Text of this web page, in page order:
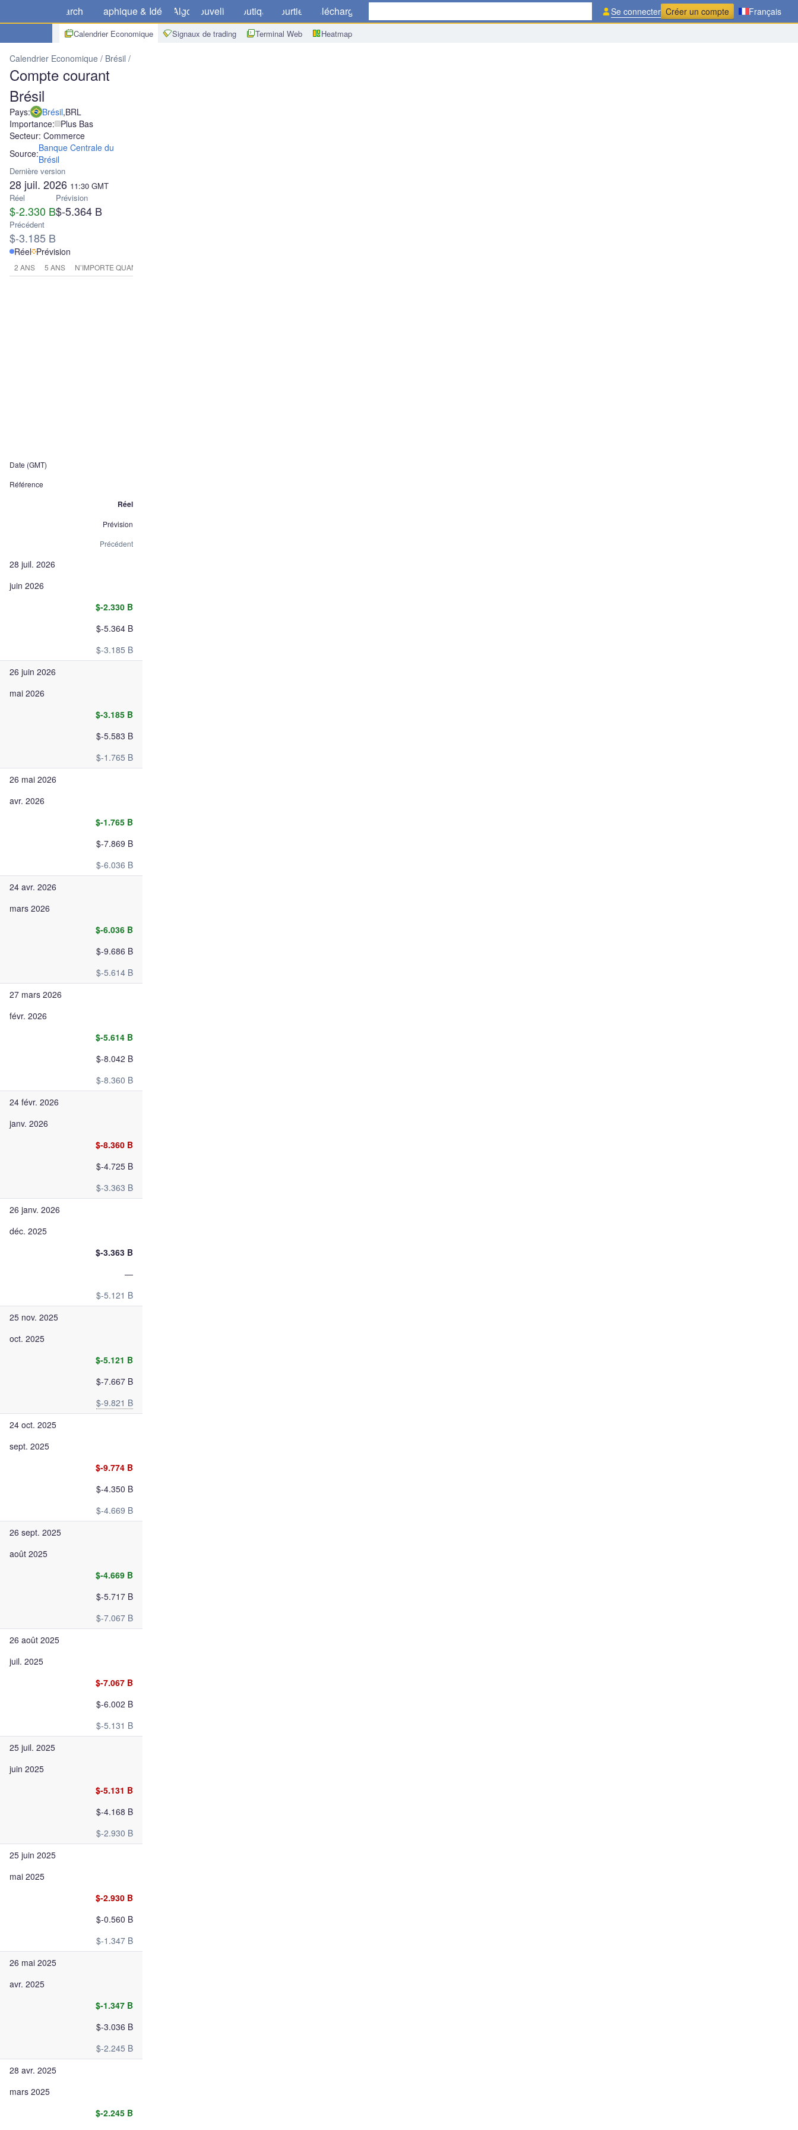
Marchés Graphique & Idées Algo Nouvelles Boutique Courtiers Télécharger
Calendrier Economique Signaux de trading Terminal Web Heatmap
Se connecter Créer un compte Français
Calendrier Economique Brésil
Compte courant
Brésil
Pays: Brésil,BRL
Importance: Plus Bas
Secteur: Commerce
Source:Banque Centrale du
Brésil
Dernière version
28 juil. 2026 11:30 GMT
Réel
$-2.330 B
Prévision
$-5.364 B
Précédent
$-3.185 B
Réel Prévision
2 ANS 5 ANS N’IMPORTE QUAND
Date (GMT)
Référence
Réel
Prévision
Précédent
28 juil. 2026
juin 2026
$-2.330 B
$-5.364 B
$-3.185 B
26 juin 2026
mai 2026
$-3.185 B
$-5.583 B
$-1.765 B
26 mai 2026
avr. 2026
$-1.765 B
$-7.869 B
$-6.036 B
24 avr. 2026
mars 2026
$-6.036 B
$-9.686 B
$-5.614 B
27 mars 2026
févr. 2026
$-5.614 B
$-8.042 B
$-8.360 B
24 févr. 2026
janv. 2026
$-8.360 B
$-4.725 B
$-3.363 B
26 janv. 2026
déc. 2025
$-3.363 B
—
$-5.121 B
25 nov. 2025
oct. 2025
$-5.121 B
$-7.667 B
$-9.821 B
24 oct. 2025
sept. 2025
$-9.774 B
$-4.350 B
$-4.669 B
26 sept. 2025
août 2025
$-4.669 B
$-5.717 B
$-7.067 B
26 août 2025
juil. 2025
$-7.067 B
$-6.002 B
$-5.131 B
25 juil. 2025
juin 2025
$-5.131 B
$-4.168 B
$-2.930 B
25 juin 2025
mai 2025
$-2.930 B
$-0.560 B
$-1.347 B
26 mai 2025
avr. 2025
$-1.347 B
$-3.036 B
$-2.245 B
28 avr. 2025
mars 2025
$-2.245 B